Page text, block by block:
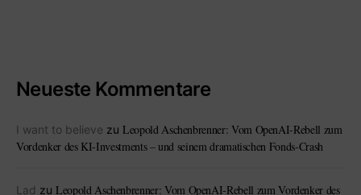
Neueste Kommentare
I want to believe zu Leopold Aschenbrenner: Vom OpenAI-Rebell zum
Vordenker des KI-Investments – und seinem dramatischen Fonds-Crash
Lad zu Leopold Aschenbrenner: Vom OpenAI-Rebell zum Vordenker des